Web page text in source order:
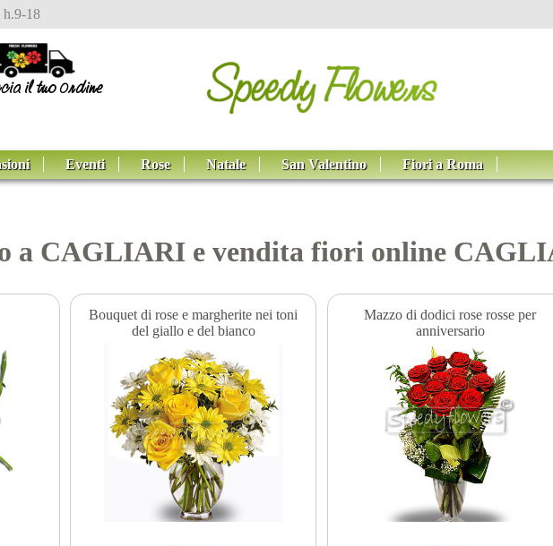
18
Eventi Rose Natale San Valentino Fiori a Roma
a CAGLIARI e vendita fiori online
Bouquet di rose e margherite nei toni
del giallo e del bianco
Mazzo di dodici rose rosse per
anniversario